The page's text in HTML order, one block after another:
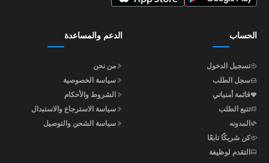
الحساب
تسجيل الدخول
سجل الطلب
قائمة أمنياتي
تتبع الطلب
المدونه
كن شريكًا تابعًا
التقدم لوظيفة
الدعم والمساعدة
من نحن
سياسة الخصوصية
الشروط والأحكام
سياسة الاسترجاع والاستبدال
سياسة الشحن والتوصيل